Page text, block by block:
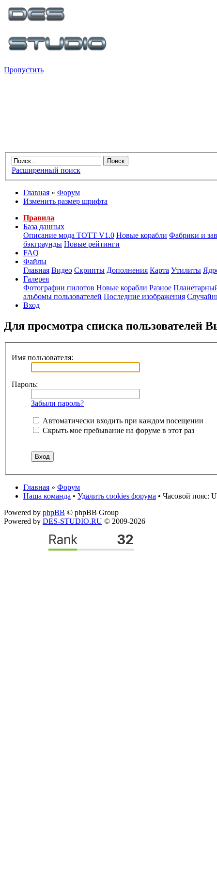
Пропустить
Расширенный поиск
Главная » Форум
Изменить размер шрифта
Правила
База данных
Описание мода ТОТТ V1.0 Новые корабли Фабрики и
бэкграунды Новые рейтинги
FAQ
Файлы
Главная Видео Скрипты Дополнения Карта Утилиты
Галерея
Фотографии пилотов Новые корабли Разное
альбомы пользователей Последние изображения
Вход
Для просмотра списка пользователей
Имя пользователя:
Пароль:
Забыли пароль?
Автоматически входить при каждом посещении
Скрыть мое пребывание на форуме в этот раз
Главная » Форум
Наша команда • Удалить cookies форума • Часовой пояс:
Powered by phpBB © phpBB Group
Powered by DES-STUDIO.RU © 2009-2026